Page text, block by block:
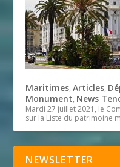
Maritimes,Articles,
Monument, News
Mardi 27 juillet 2021, le
sur la Liste du patrimoine
NEWSLETTER